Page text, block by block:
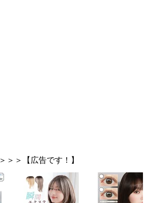
＞＞＞【広告です！】